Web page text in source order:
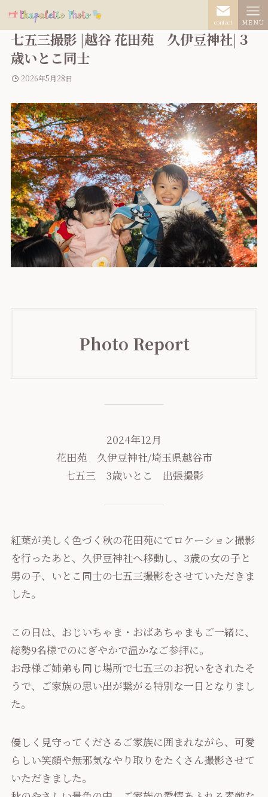
contact ＭＥＮＵ
七五三撮影 |越谷 花田苑 久伊豆神社|３
歳いとこ同士
2026年5月28日
Photo Report
2024年12月
花田苑 久伊豆神社/埼玉県越谷市
七五三 3歳いとこ 出張撮影
紅葉が美しく色づく秋の花田苑にてロケーション撮影
を行ったあと、久伊豆神社へ移動し、3歳の女の子と
男の子、いとこ同士の七五三撮影をさせていただきま
した。
この日は、おじいちゃま・おばあちゃまもご一緒に、
総勢9名様でのにぎやかで温かなご参拝に。
お母様ご姉弟も同じ場所で七五三のお祝いをされたそ
うで、ご家族の思い出が繋がる特別な一日となりまし
た。
優しく見守ってくださるご家族に囲まれながら、可愛
らしい笑顔や無邪気なやり取りをたくさん撮影させて
いただきました。